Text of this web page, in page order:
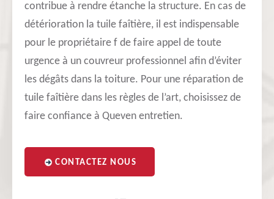
contribue à rendre étanche la structure. En cas de
détérioration la tuile faîtière, il est indispensable
pour le propriétaire f de faire appel de toute
urgence à un couvreur professionnel afin d’éviter
les dégâts dans la toiture. Pour une réparation de
tuile faîtière dans les règles de l’art, choisissez de
faire confiance à Queven entretien.
CONTACTEZ NOUS